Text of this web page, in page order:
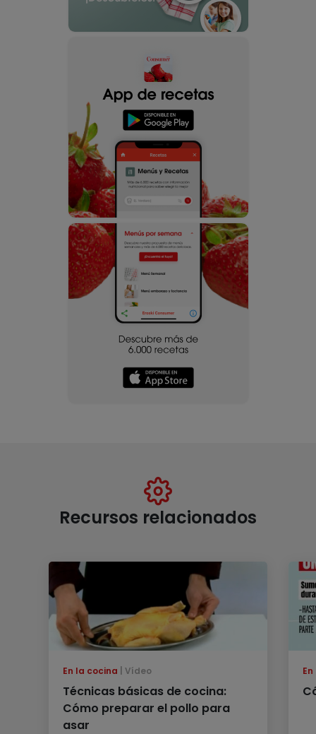
Recursos relacionados
En la cocina Vídeo
Técnicas básicas de cocina:
Cómo preparar el pollo para
asar